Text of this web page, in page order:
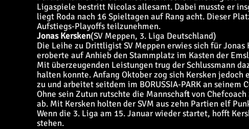
Ligaspiele bestritt Nicolas allesamt. Dabei musste er
liegt Roda nach 16 Spieltagen auf Rang acht. Dieser
Aufstiegs-Playoffs teilzunehmen.
Jonas Kersken(SV Meppen, 3. Liga Deutschland)
Die Leihe zu Drittligist SV Meppen erwies sich für
eroberte auf Anhieb den Stammplatz im Kasten der
Mit überzeugenden Leistungen trug der Schlussmann
halten konnte. Anfang Oktober zog sich Kersken
zu und arbeitet seitdem im BORUSSIA-PARK an seinem
Ohne sein Zutun rutschte die Mannschaft von
ab. Mit Kersken holten der SVM aus zehn Partien elf
Wenn die 3. Liga am 15. Januar wieder startet, hofft
stehen.